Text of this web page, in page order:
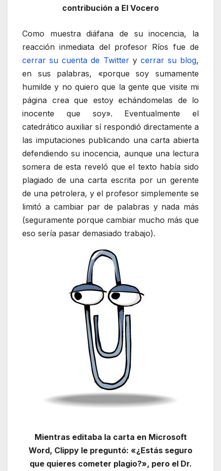
contribución a El Vocero
Como muestra diáfana de su inocencia, la
reacción inmediata del profesor Ríos fue de
cerrar su cuenta de Twittery cerrar su blog,
en sus palabras, «porque soy sumamente
humilde y no quiero que la gente que visite mi
página crea que estoy echándomelas de lo
inocente que soy». Eventualmente el
catedrático auxiliar sí respondió directamente a
las imputaciones publicando una carta abierta
defendiendo su inocencia, aunque una lectura
somera de esta reveló que el texto había sido
plagiado de una carta escrita por un gerente
de una petrolera, y el profesor simplemente se
limitó a cambiar par de palabras y nada más
(seguramente porque cambiar mucho más que
eso sería pasar demasiado trabajo).
Mientras editaba la carta en Microsoft
Word, Clippy le preguntó: «¿Estás seguro
que quieres cometer plagio?», pero el Dr.